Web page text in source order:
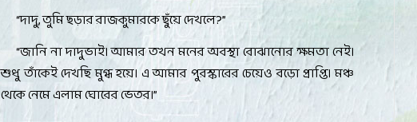
“দাদু,তুমি ছড়ার রাজকুমারকে ছুঁয়ে দেখলে?”
“জানি না দাদুভাই। আমার তখন মনের অবস্থা বোঝানোর ক্ষমতা নেই।
শুধু তাঁকেই দেখছি মুগ্ধ হয়ে। এ আমার পুরস্কারের চেয়েও বড়ো প্রাপ্তি। মঞ্চ
থেকে নেমে এলাম ঘোরের ভেতর।”